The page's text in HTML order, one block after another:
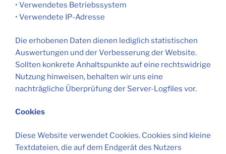
• Verwendetes Betriebssystem
• Verwendete IP-Adresse
Die erhobenen Daten dienen lediglich statistischen
Auswertungen und der Verbesserung der Website.
Sollten konkrete Anhaltspunkte auf eine rechtswidrige
Nutzung hinweisen, behalten wir uns eine
nachträgliche Überprüfung der Server-Logfiles vor.
Cookies
Diese Website verwendet Cookies. Cookies sind kleine
Textdateien, die auf dem Endgerät des Nutzers